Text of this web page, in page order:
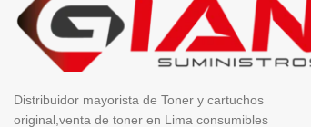
Distribuidor mayorista de Toner y cartuchos
original,venta de toner en Lima consumibles